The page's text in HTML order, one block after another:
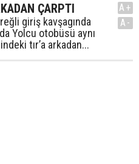
ÇARPTI
giriş kavşagında
Yolcu otobüsü aynı
tır’a arkadan...
A+
A-